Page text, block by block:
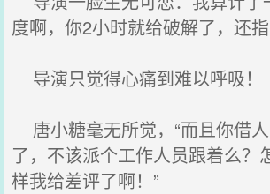
度啊，你2小时就给破解了，还指
导演只觉得心痛到难以呼吸！
唐小糖毫无所觉，“而且你借
了，不该派个工作人员跟着么？
样我给差评了啊！”